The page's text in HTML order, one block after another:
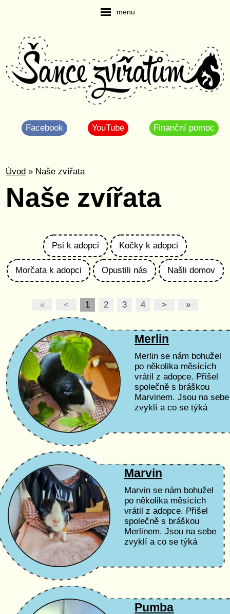
menu
Facebook YouTube Finanční pomoc
Úvod » Naše zvířata
Naše zvířata
Psi k adopci Kočky k adopci
Morčata k adopci Opustili nás Našli domov
« < 1 2 3 4 > »
Merlin
Merlin se nám bohužel
po několika měsících
vrátil z adopce. Přišel
společně s bráškou
Marvinem. Jsou na sebe
zvyklí a co se týká
Marvin
Marvin se nám bohužel
po několika měsících
vrátil z adopce. Přišel
společně s bráškou
Merlinem. Jsou na sebe
zvyklí a co se týká
Pumba